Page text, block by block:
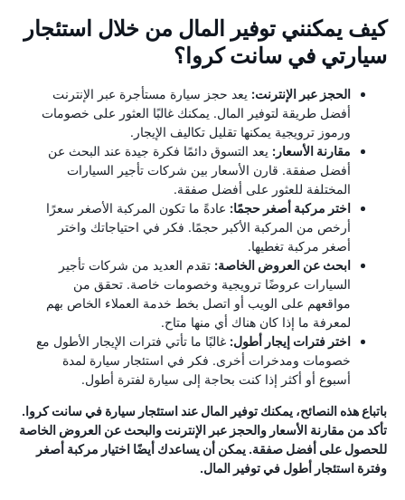
كيف يمكنني توفير المال من خلال استئجار
سيارتي في سانت كروا؟
الحجز عبر الإنترنت: يعد حجز سيارة مستأجرة عبر الإنترنت
أفضل طريقة لتوفير المال. يمكنك غالبًا العثور على خصومات
ورموز ترويجية يمكنها تقليل تكاليف الإيجار.
مقارنة الأسعار: يعد التسوق دائمًا فكرة جيدة عند البحث عن
أفضل صفقة. قارن الأسعار بين شركات تأجير السيارات
المختلفة للعثور على أفضل صفقة.
اختر مركبة أصغر حجمًا: عادةً ما تكون المركبة الأصغر سعرًا
أرخص من المركبة الأكبر حجمًا. فكر في احتياجاتك واختر
أصغر مركبة تغطيها.
ابحث عن العروض الخاصة: تقدم العديد من شركات تأجير
السيارات عروضًا ترويجية وخصومات خاصة. تحقق من
مواقعهم على الويب أو اتصل بخط خدمة العملاء الخاص بهم
لمعرفة ما إذا كان هناك أي منها متاح.
اختر فترات إيجار أطول: غالبًا ما تأتي فترات الإيجار الأطول مع
خصومات ومدخرات أخرى. فكر في استئجار سيارة لمدة
أسبوع أو أكثر إذا كنت بحاجة إلى سيارة لفترة أطول.
باتباع هذه النصائح، يمكنك توفير المال عند استئجار سيارة في سانت كروا.
تأكد من مقارنة الأسعار والحجز عبر الإنترنت والبحث عن العروض الخاصة
للحصول على أفضل صفقة. يمكن أن يساعدك أيضًا اختيار مركبة أصغر
وفترة استئجار أطول في توفير المال.